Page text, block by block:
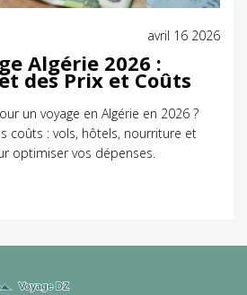
avril 16 2026
Algérie 2026 :
des Prix et Coûts
un voyage en Algérie en 2026 ?
coûts : vols, hôtels, nourriture et
optimiser vos dépenses.